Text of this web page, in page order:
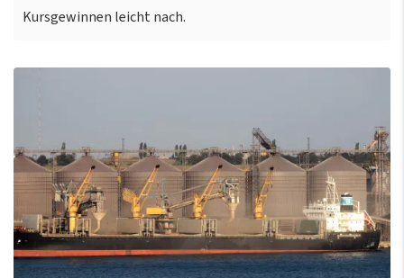
Kursgewinnen leicht nach.